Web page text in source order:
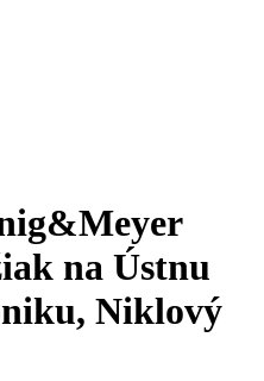
na Ústnu
Niklový